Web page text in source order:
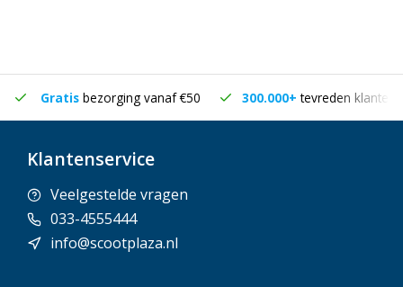
Gratis bezorging vanaf €50 300.000+tevreden klanten
Klantenservice
Veelgestelde vragen
033-4555444
info@scootplaza.nl